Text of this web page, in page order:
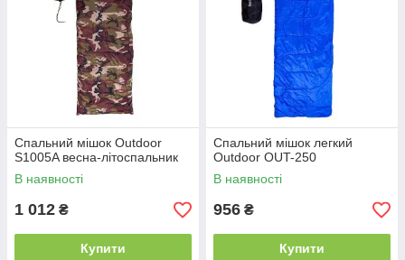
за своїми експлуатаційними якостями. Тільки не
використовуйте пуховий спальник в умовах підвищеної
вологості: пух боїться вологи і вогкості.
Спальний мішок Outdoor
S1005A весна-літоспальник
В наявності
1 012 ₴
Купити
Спальний мішок легкий
Outdoor OUT-250
В наявності
956 ₴
Купити